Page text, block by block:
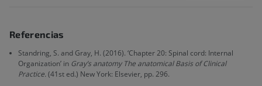
Referencias
Standring, S. and Gray, H. (2016). ‘Chapter 20: Spinal cord: Internal
Organization’ in Gray’s anatomy The anatomical Basis of Clinical
Practice.(41st ed.) New York: Elsevier, pp. 296.